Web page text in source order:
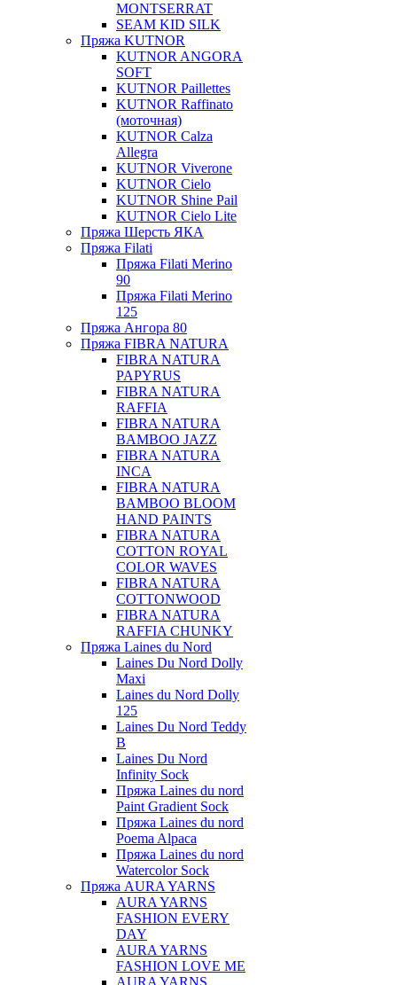
MONTSERRAT
SEAM KID SILK
Пряжа KUTNOR
KUTNOR ANGORA
SOFT
KUTNOR Paillettes
KUTNOR Raffinato
(моточная)
KUTNOR Calza
Allegra
KUTNOR Viverone
KUTNOR Cielo
KUTNOR Shine Pail
KUTNOR Cielo Lite
Пряжа Шерсть ЯКА
Пряжа Filati
Пряжа Filati Merino
90
Пряжа Filati Merino
125
Пряжа Ангора 80
Пряжа FIBRA NATURA
FIBRA NATURA
PAPYRUS
FIBRA NATURA
RAFFIA
FIBRA NATURA
BAMBOO JAZZ
FIBRA NATURA
INCA
FIBRA NATURA
BAMBOO BLOOM
HAND PAINTS
FIBRA NATURA
COTTON ROYAL
COLOR WAVES
FIBRA NATURA
COTTONWOOD
FIBRA NATURA
RAFFIA CHUNKY
Пряжа Laines du Nord
Laines Du Nord Dolly
Maxi
Laines du Nord Dolly
125
Laines Du Nord Teddy
B
Laines Du Nord
Infinity Sock
Пряжа Laines du nord
Paint Gradient Sock
Пряжа Laines du nord
Poema Alpaca
Пряжа Laines du nord
Watercolor Sock
Пряжа AURA YARNS
AURA YARNS
FASHION EVERY
DAY
AURA YARNS
FASHION LOVE ME
AURA YARNS